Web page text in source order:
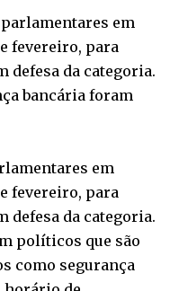
em
fevereiro, para
defesa da categoria.
bancária foram
em
fevereiro, para
defesa da categoria.
políticos que são
como segurança